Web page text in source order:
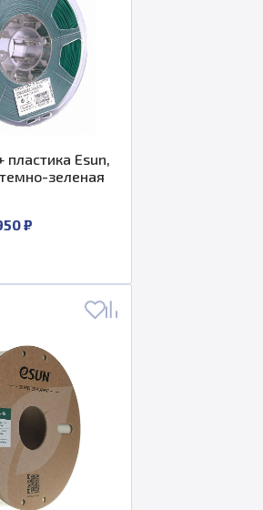
пластика Esun,
зеленая
₽